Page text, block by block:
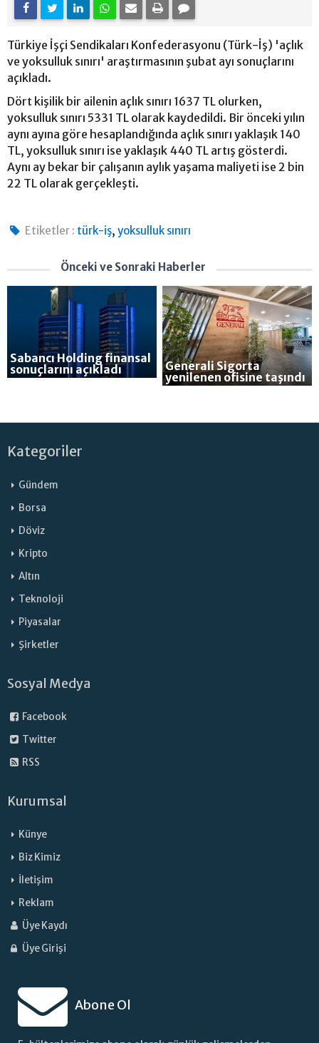
Türkiye İşçi Sendikaları Konfederasyonu (Türk-İş) 'açlık
ve yoksulluk sınırı' araştırmasının şubat ayı sonuçlarını
açıkladı.
Dört kişilik bir ailenin açlık sınırı 1637 TL olurken,
yoksulluk sınırı 5331 TL olarak kaydedildi. Bir önceki yılın
aynı ayına göre hesaplandığında açlık sınırı yaklaşık 140
TL, yoksulluk sınırı ise yaklaşık 440 TL artış gösterdi.
Aynı ay bekar bir çalışanın aylık yaşama maliyeti ise 2 bin
22 TL olarak gerçekleşti.
Etiketler : türk-iş,yoksulluk sınırı
Önceki ve Sonraki Haberler
Sabancı Holding finansal
sonuçlarını açıkladı
Generali Sigorta
yenilenen ofisine taşındı
Kategoriler
Gündem
Borsa
Döviz
Kripto
Altın
Teknoloji
Piyasalar
Şirketler
Sosyal Medya
Facebook
Twitter
RSS
Kurumsal
Künye
Biz Kimiz
İletişim
Reklam
Üye Kaydı
Üye Girişi
Abone Ol